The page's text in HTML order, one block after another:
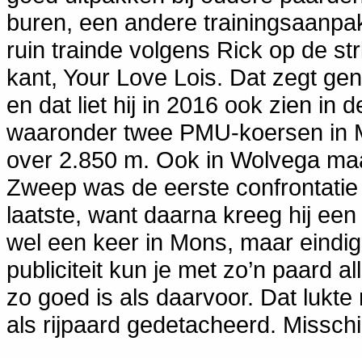
buren, een andere
ruin trainde volgens Rick op de
kant, Your Love Lois. Dat zegt
en dat liet hij in 2016 ook zien in
waaronder twee PMU-koersen in
over 2.850 m. Ook in Wolvega
Zweep was de eerste
laatste, want daarna kreeg hij
wel een keer in Mons, maar
publiciteit kun je met zo’n paard
zo goed is als daarvoor. Dat
als rijpaard gedetacheerd.